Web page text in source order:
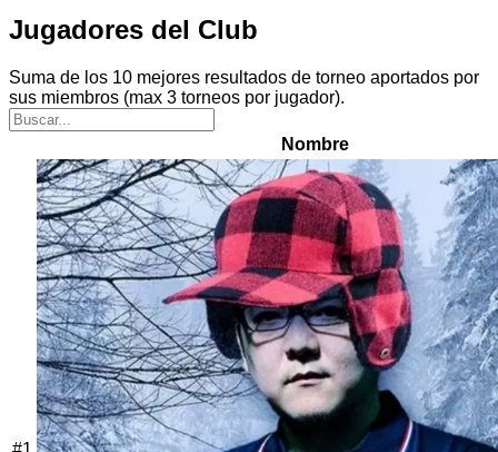
Jugadores del Club
Suma de los 10 mejores resultados de torneo aportados por
sus miembros (max 3 torneos por jugador).
Nombre